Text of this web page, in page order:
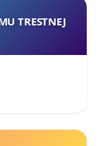
TRESTNEJ